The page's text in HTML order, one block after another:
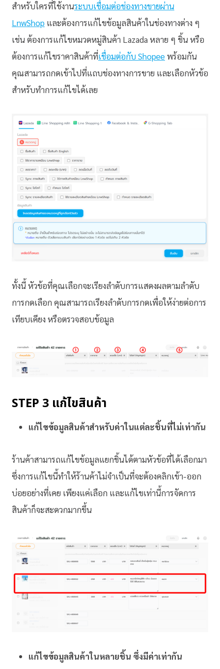
สำหรับใครที่ใช้งานระบบเชื่อมต่อช่องทางขายผ่าน
LnwShop และต้องการแก้ไขข้อมูลสินค้าในช่องทางต่าง ๆ
เช่น ต้องการแก้ไขหมวดหมู่สินค้า Lazada หลาย ๆ ชิ้น หรือ
ต้องการแก้ไขราคาสินค้าที่เชื่อมต่อกับ Shopeeพร้อมกัน
คุณสามารถกดเข้าไปที่แถบช่องทางการขาย และเลือกหัวข้อ
สำหรับทำการแก้ไขได้เลย
ทั้งนี้ หัวข้อที่คุณเลือกจะเรียงลำดับการแสดงผลตามลำดับ
การกดเลือก คุณสามารถเรียงลำดับการกดเพื่อให้ง่ายต่อการ
เทียบเคียง หรือตรวจสอบข้อมูล
STEP 3 แก้ไขสินค้า
แก้ไขข้อมูลสินค้าสำหรับค่าในแต่ละชิ้นที่ไม่เท่ากัน
ร้านค้าสามารถแก้ไขข้อมูลแยกชิ้นได้ตามหัวข้อที่ได้เลือกมา
ซึ่งการแก้ไขนี้ทำให้ร้านค้าไม่จำเป็นที่จะต้องคลิกเข้า-ออก
บ่อยอย่างที่เคย เพียงแค่เลือก และแก้ไขเท่านี้การจัดการ
สินค้าก็จะสะดวกมากขึ้น
แก้ไขข้อมูลสินค้าในหลายชิ้น ซึ่งมีค่าเท่ากัน